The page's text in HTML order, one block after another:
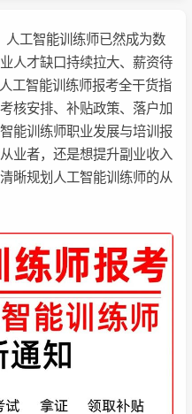
人工智能训练师已然成为数
人才缺口持续拉大、薪资待
工智能训练师报考全干货指
核安排、补贴政策、落户加
能训练师职业发展与培训报
业者，还是想提升副业收入
晰规划人工智能训练师的从